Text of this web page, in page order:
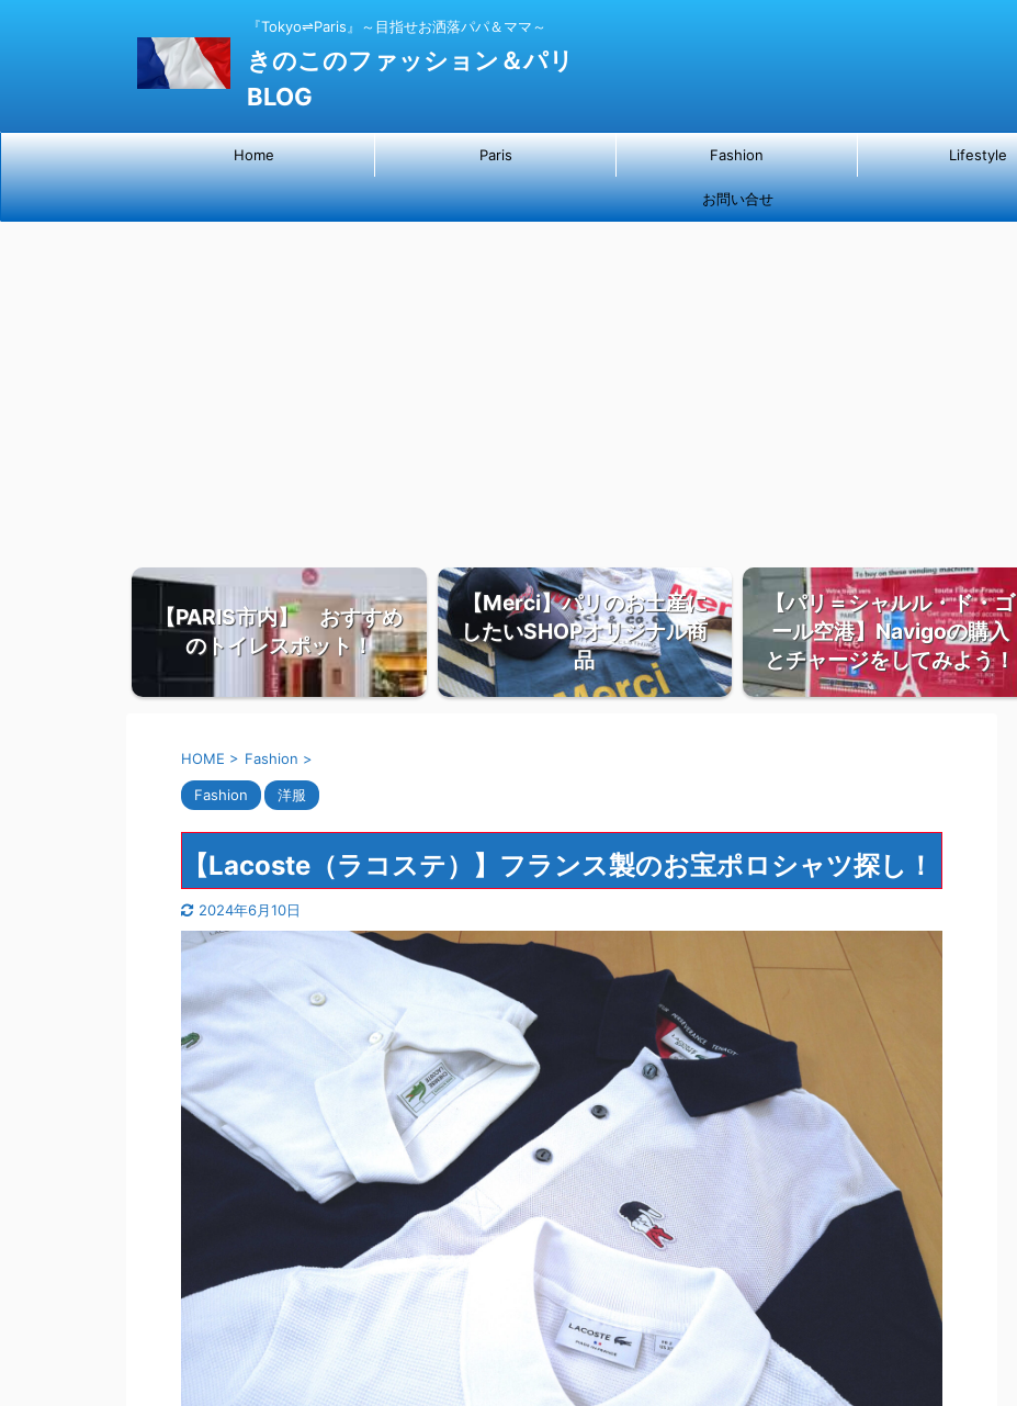
『Tokyo⇌Paris』～目指せお洒落パパ＆ママ～
きのこのファッション＆パリ
BLOG
Home Paris Fashion Lifestyle
お問い合せ
【PARIS市内】 おすすめ
のトイレスポット！
【Merci】パリのお土産に
したいSHOPオリジナル商
品
【パリ＝シャルル・ド・ゴ
ール空港】Navigoの購入
とチャージをしてみよう！
HOME > Fashion >
Fashion 洋服
【Lacoste（ラコステ）】フランス製のお宝ポロシャツ探し！
2024年6月10日